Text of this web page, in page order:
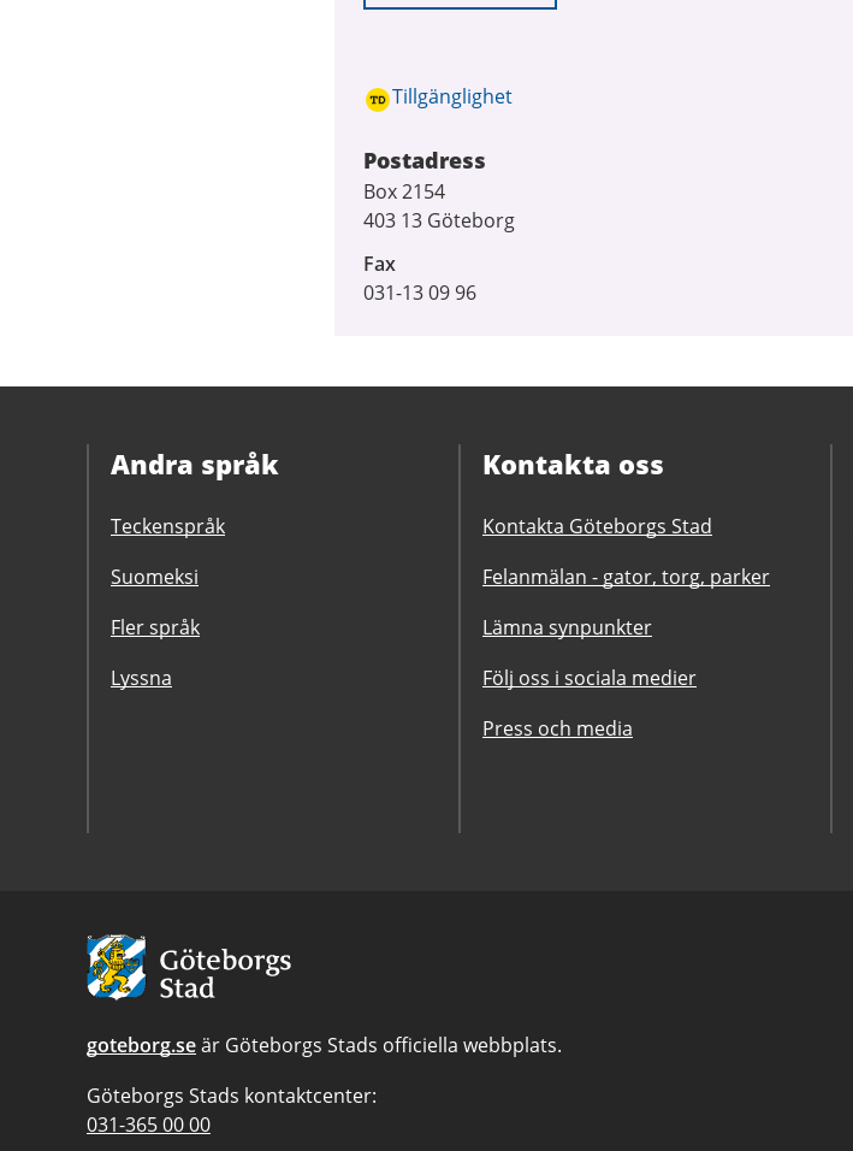
Tillgänglighet
Postadress
Box 2154
403 13 Göteborg
Fax
031-13 09 96
Andra språk
Teckenspråk
Suomeksi
Fler språk
Lyssna
Kontakta oss
Kontakta Göteborgs Stad
Felanmälan - gator, torg, parker
Lämna synpunkter
Följ oss i sociala medier
Press och media
Avsändare:
Göteborgs
Stad
goteborg.seär Göteborgs Stads officiella webbplats.
Göteborgs Stads kontaktcenter:
Telefonnummer
031-365 00 00